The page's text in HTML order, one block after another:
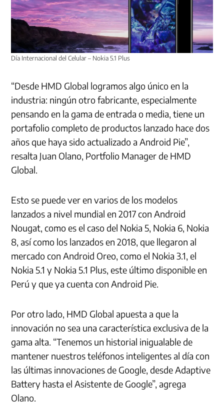
Día Internacional del Celular – Nokia 5.1 Plus
“Desde HMD Global logramos algo único en la
industria: ningún otro fabricante, especialmente
pensando en la gama de entrada o media, tiene un
portafolio completo de productos lanzado hace dos
años que haya sido actualizado a Android Pie”,
resalta Juan Olano, Portfolio Manager de HMD
Global.
Esto se puede ver en varios de los modelos
lanzados a nivel mundial en 2017 con Android
Nougat, como es el caso del Nokia 5, Nokia 6, Nokia
8, así como los lanzados en 2018, que llegaron al
mercado con Android Oreo, como el Nokia 3.1, el
Nokia 5.1 y Nokia 5.1 Plus, este último disponible en
Perú y que ya cuenta con Android Pie.
Por otro lado, HMD Global apuesta a que la
innovación no sea una característica exclusiva de la
gama alta. “Tenemos un historial inigualable de
mantener nuestros teléfonos inteligentes al día con
las últimas innovaciones de Google, desde Adaptive
Battery hasta el Asistente de Google”, agrega
Olano.